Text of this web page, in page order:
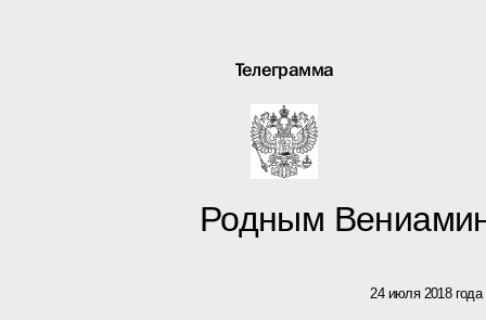
Телеграмма
Родным
24 июля 2018 года